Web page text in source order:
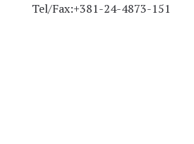
Tel/Fax:+381-24-4873-151